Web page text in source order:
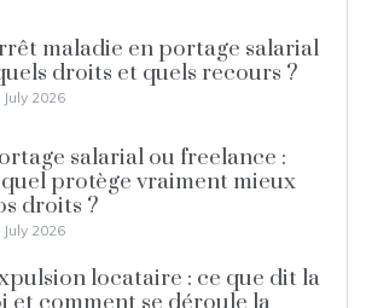
maladie en portage salarial
droits et quels recours ?
July 2026
salarial ou freelance :
protège vraiment mieux
droits ?
July 2026
locataire : ce que dit la